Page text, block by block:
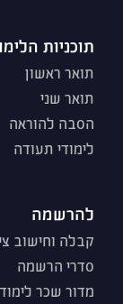
תוכניות
תואר ראשון
תואר שני
הסבה להוראה
לימודי תעודה
להרשמה
קבלה וחישוב
סדרי הרשמה
מדור שכר לימוד